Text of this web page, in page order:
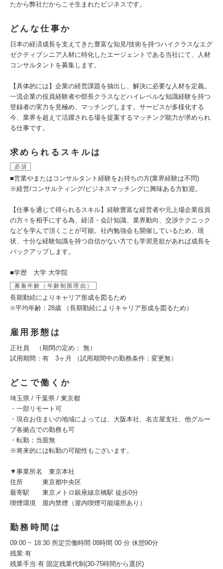
たから弊社だからこそ生まれたビジネスです。
どんな仕事か
日本の経済成長を支えてきた豊富な知見/技術を持つハイクラスなエグ
ゼクティブシニア人材に特化したエージェントである当社にて、人材
コンサルタントを募集します。
【具体的には】企業の経営課題を抽出し、解決に必要な人材を定義。
一流企業の役員経験者や部長クラスなどハイレベルな知識経験を持つ
登録者の実力を見極め、マッチングします。サービスが多様化する
今、業界を超えて活躍される場を提案するマッチング能力が求められ
る仕事です。
求められるスキルは
必須
■営業やまたはコンサルタント経験をお持ちの方(業界経験は不問)
※経営/コンサルティング/ビジネスマッチングに興味ある方歓迎。
【仕事を通じて得られるスキル】経験豊富な経営者や元上場企業役員
の方々を相手にする為、経済・会計知識、業界動向、交渉テクニック
などを学んで頂くことが可能。社内勉強会も開催しているため、現
状、十分な経験知識を持つ自信がない方でも学習意欲があれば成長を
バックアップします。
■学歴 大学 大学院
募集年齢（年齢制限理由）
長期勤続によりキャリア形成を図るため
※平均年齢：28歳 （長期勤続によりキャリア形成を図るため）
雇用形態は
正社員 （期間の定め： 無）
試用期間：有 3ヶ月 （試用期間中の勤務条件：変更無）
どこで働くか
埼玉県 / 千葉県 / 東京都
・一部リモート可
・現在お住まいの地域によっては、大阪本社、名古屋支社、他グルー
プ各拠点での勤務も可
・転勤：当面無
※将来的には転勤の可能性もございます。
▼事業所名 東京本社
住所 東京都中央区
最寄駅 東京メトロ銀座線京橋駅 徒歩0分
喫煙環境 屋内禁煙（屋内喫煙可能場所あり）
勤務時間は
09:00 ~ 18:30 所定労働時間 08時間 00 分 休憩90分
残業:有
残業手当:有 固定残業代制(30-75時間から選択)